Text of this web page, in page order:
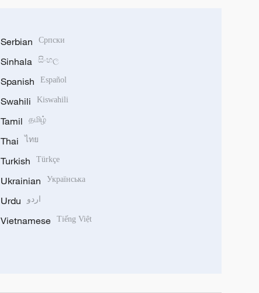
Serbian Српски
Sinhala සිංහල
Spanish Español
Swahili Kiswahili
Tamil தமிழ்
Thai ไทย
Turkish Türkçe
Ukrainian Українська
Urdu اردو
Vietnamese Tiếng Việt